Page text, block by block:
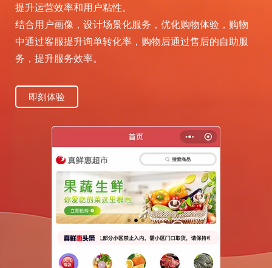
提升运营效率和用户粘性。
结合用户画像，设计场景化服务，优化购物体验，购物
中通过客服提升询单转化率，购物后通过售后的自助服
务，提升服务效率。
即刻体验